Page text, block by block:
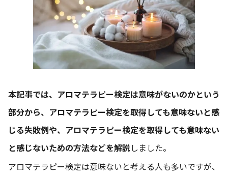
本記事では、アロマテラピー検定は意味がないのかという
部分から、アロマテラピー検定を取得しても意味ないと感
じる失敗例や、アロマテラピー検定を取得しても意味ない
と感じないための方法などを解説しました。
アロマテラピー検定は意味ないと考える人も多いですが、